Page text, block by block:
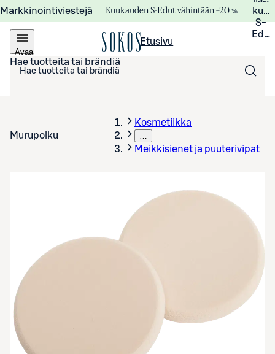
Markkinointiviestejä Kuukauden S-Edut vähintään –20 %
S-
Avaa
valikko
Etusivu
Hae tuotteita tai brändiä
Murupolku
Kosmetiikka
…
Meikkisienet ja puuterivipat